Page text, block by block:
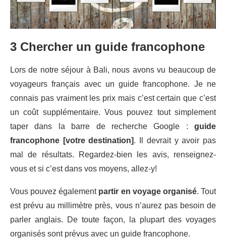
3 Chercher un guide francophone
Lors de notre séjour à Bali, nous avons vu beaucoup de
voyageurs français avec un guide francophone. Je ne
connais pas vraiment les prix mais c’est certain que c’est
un coût supplémentaire. Vous pouvez tout simplement
taper dans la barre de recherche Google : guide
francophone [votre destination]. Il devrait y avoir pas
mal de résultats. Regardez-bien les avis, renseignez-
vous et si c’est dans vos moyens, allez-y!
Vous pouvez également partir en voyage organisé. Tout
est prévu au millimètre près, vous n’aurez pas besoin de
parler anglais. De toute façon, la plupart des voyages
organisés sont prévus avec un guide francophone.